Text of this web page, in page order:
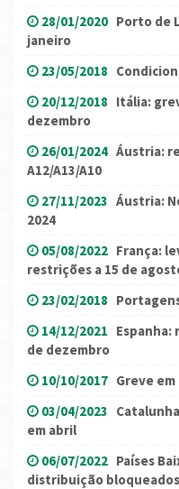
28/01/2020 Porto de
janeiro
23/05/2018
20/12/2018 Itália:
dezembro
26/01/2024 Áustria:
A12/A13/A10
27/11/2023 Áustria:
2024
05/08/2022 França:
restrições a 15 de
23/02/2018
14/12/2021 Espanha:
de dezembro
10/10/2017 Greve
03/04/2023
em abril
06/07/2022 Países
distribuição bloqueados